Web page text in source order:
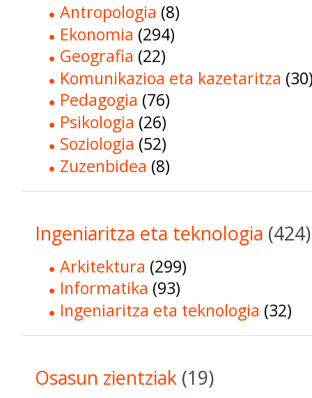
Antropologia (8)
Ekonomia (294)
Geografia (22)
Komunikazioa eta kazetaritza
Pedagogia (76)
Psikologia (26)
Soziologia (52)
Zuzenbidea (8)
Ingeniaritza eta teknologia (424)
Arkitektura (299)
Informatika (93)
Ingeniaritza eta teknologia (32)
Osasun zientziak (19)